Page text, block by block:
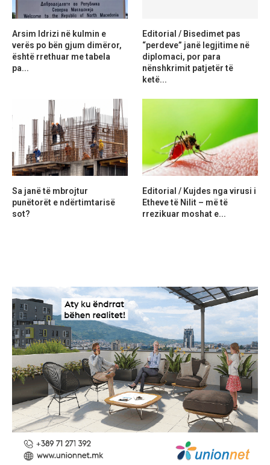
Arsim Idrizi në kulmin e
verës po bën gjum dimëror,
është rrethuar me tabela
pa...
Editorial / Bisedimet pas
“perdeve” janë legjitime në
diplomaci, por para
nënshkrimit patjetër të
ketë...
Sa janë të mbrojtur
punëtorët e ndërtimtarisë
sot?
Editorial / Kujdes nga virusi i
Etheve të Nilit – më të
rrezikuar moshat e...